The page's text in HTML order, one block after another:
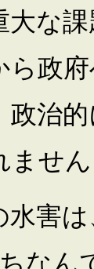
大な
ら政
政治
ません
水害
なん